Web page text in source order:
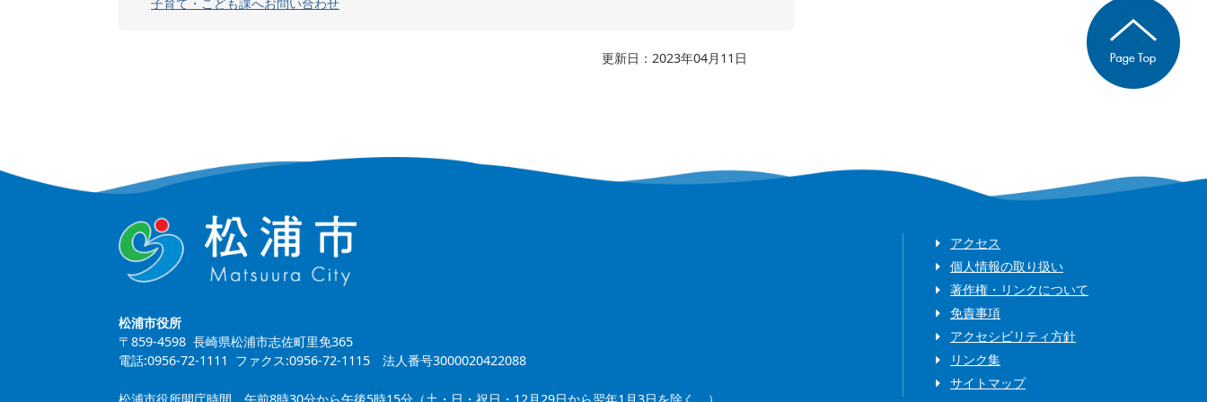
更新日：2023年04月11日
松浦市役所
〒859-4598 長崎県松浦市志佐町里免365
電話:0956-72-1111 ファクス:0956-72-1115 法人番号3000020422088
アクセス
個人情報の取り扱い
著作権・リンクについて
免責事項
アクセシビリティ方針
リンク集
サイトマップ